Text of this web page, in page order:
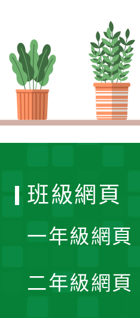
班級網頁
一年級網頁
二年級網頁